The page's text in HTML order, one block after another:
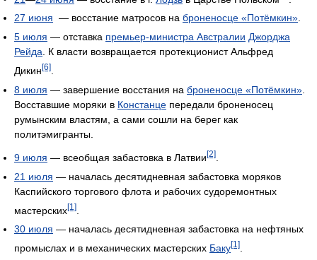
27 июня — восстание матросов на броненосце «Потёмкин».
5 июля — отставка премьер-министра Австралии Джорджа
Рейда. К власти возвращается протекционист Альфред
Дикин [6]
8 июля — завершение восстания на броненосце «Потёмкин»
Восставшие моряки в Констанце передали броненосец
румынским властям, а сами сошли на берег как
политэмигранты.
9 июля — всеобщая забастовка в Латвии[2]
21 июля — началась десятидневная забастовка моряков
Каспийского торгового флота и рабочих судоремонтных
мастерских[1]
30 июля — началась десятидневная забастовка на нефтяных
промыслах и в механических мастерских Баку[1]